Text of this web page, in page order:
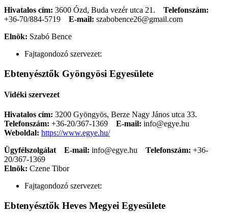
Hivatalos cím: 3600 Ózd, Buda vezér utca 21. Telefonszám:
+36-70/884-5719
E-mail: szabobence26@gmail.com
Elnök: Szabó Bence
Fajtagondozó szervezet:
Ebtenyésztők Gyöngyösi Egyesülete
Vidéki szervezet
Hivatalos cím: 3200 Gyöngyös, Berze Nagy János utca 33.
Telefonszám: +36-20/367-1369 E-mail: info@egye.hu
Weboldal: https://www.egye.hu/
Ügyfélszolgálat
E-mail: info@egye.hu Telefonszám: +36-
20/367-1369
Elnök: Czene Tibor
Fajtagondozó szervezet:
Ebtenyésztők Heves Megyei Egyesülete